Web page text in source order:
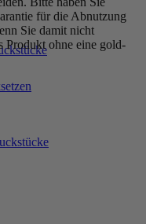
für die Abnutzung
Sie damit nicht
Produkt ohne eine gold-